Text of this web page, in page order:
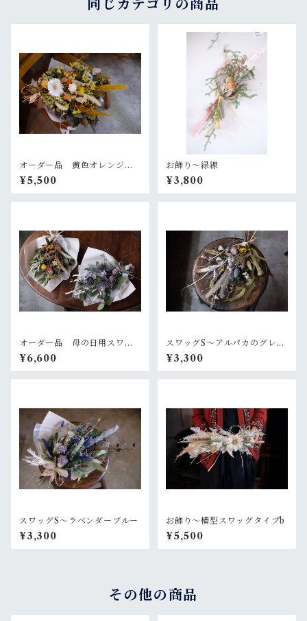
同じカテゴリの商品
オーダー品 黄色オレンジの
大きめスワッグ
¥5,500
お飾り〜緑線
¥3,800
オーダー品 母の日用スワッ
グ2個セット
¥6,600
スワッグS〜アルパカのグレー
なセーター
¥3,300
スワッグS〜ラベンダーブルー
¥3,300
お飾り〜横型スワッグタイプb
¥5,500
その他の商品